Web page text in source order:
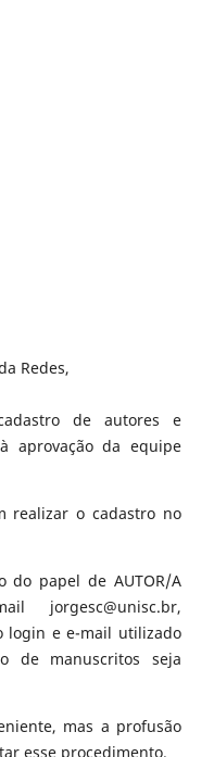
Redes,
de autores e
aprovação da equipe
realizar o cadastro no
do papel de AUTOR/A
jorgesc@unisc.br,
login e e-mail utilizado
de manuscritos seja
mas a profusão
esse procedimento.